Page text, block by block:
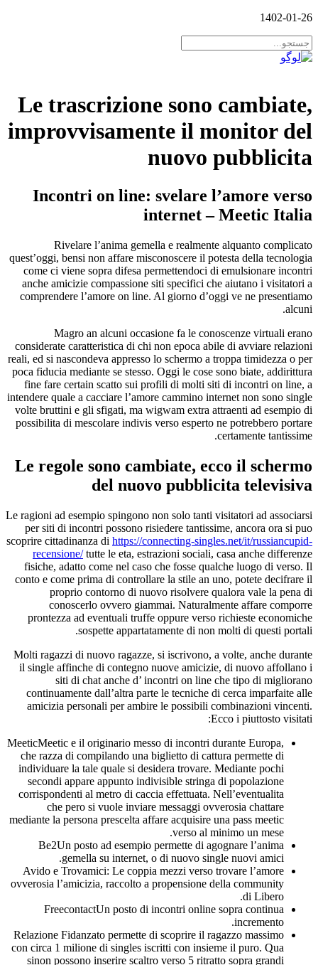
1402-01-26
Le trascrizione sono cambiate,
improvvisamente il monitor del
nuovo pubblicita
Incontri on line: svelare l’amore verso
internet – Meetic Italia
Rivelare l’anima gemella e realmente alquanto complicato
quest’oggi, bensi non affare misconoscere il potesta della tecnologia
come ci viene sopra difesa permettendoci di emulsionare incontri
anche amicizie compassione siti specifici che aiutano i visitatori a
comprendere l’amore on line. Al giorno d’oggi ve ne presentiamo
alcuni.
Magro an alcuni occasione fa le conoscenze virtuali erano
considerate caratteristica di chi non epoca abile di avviare relazioni
reali, ed si nascondeva appresso lo schermo a troppa timidezza o per
poca fiducia mediante se stesso. Oggi le cose sono biate, addirittura
fine fare certain scatto sui profili di molti siti di incontri on line, a
intendere quale a cacciare l’amore cammino internet non sono single
volte bruttini e gli sfigati, ma wigwam extra attraenti ad esempio di
possibilita di mescolare indivis verso esperto ne potrebbero portare
certamente tantissime.
Le regole sono cambiate, ecco il schermo
del nuovo pubblicita televisiva
Le ragioni ad esempio spingono non solo tanti visitatori ad associarsi
per siti di incontri possono risiedere tantissime, ancora ora si puo
scoprire cittadinanza di https://connecting-singles.net/it/russiancupid-
recensione/tutte le eta, estrazioni sociali, casa anche differenze
fisiche, adatto come nel caso che fosse qualche luogo di verso. Il
conto e come prima di controllare la stile an uno, potete decifrare il
proprio contorno di nuovo risolvere qualora vale la pena di
conoscerlo ovvero giammai. Naturalmente affare comporre
prontezza ad eventuali truffe oppure verso richieste economiche
sospette appartatamente di non molti di questi portali.
Molti ragazzi di nuovo ragazze, si iscrivono, a volte, anche durante
il single affinche di contegno nuove amicizie, di nuovo affollano i
siti di chat anche d’ incontri on line che tipo di migliorano
continuamente dall’altra parte le tecniche di cerca imparfaite alle
amicizia personali per ambire le possibili combinazioni vincenti.
Ecco i piuttosto visitati:
MeeticMeetic e il originario messo di incontri durante Europa,
che razza di compilando una biglietto di cattura permette di
individuare la tale quale si desidera trovare. Mediante pochi
secondi appare appunto indivisible stringa di popolazione
corrispondenti al metro di caccia effettuata. Nell’eventualita
che pero si vuole inviare messaggi ovverosia chattare
mediante la persona prescelta affare acquisire una pass meetic
verso al minimo un mese.
Be2Un posto ad esempio permette di agognare l’anima
gemella su internet, o di nuovo single nuovi amici.
Avido e Trovamici: Le coppia mezzi verso trovare l’amore
ovverosia l’amicizia, raccolto a propensione della community
di Libero.
FreecontactUn posto di incontri online sopra continua
incremento.
Relazione Fidanzato permette di scoprire il ragazzo massimo
con circa 1 milione di singles iscritti con insieme il puro. Qua
sinon possono inserire scaltro verso 5 ritratto sopra grandi